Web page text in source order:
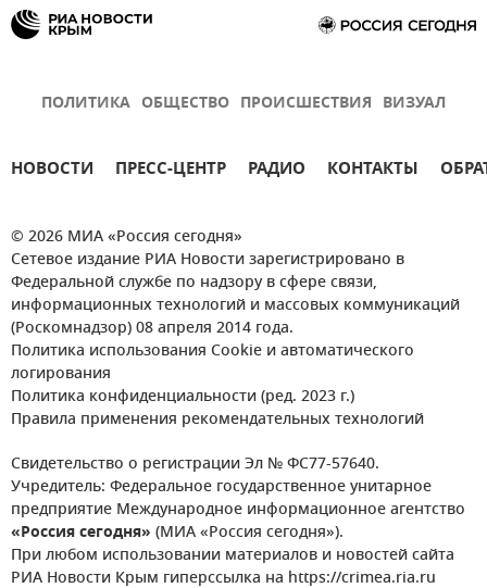
ПОЛИТИКА ОБЩЕСТВО ПРОИСШЕСТВИЯ ВИЗУАЛ
НОВОСТИ ПРЕСС-ЦЕНТР РАДИО КОНТАКТЫ
© 2026 МИА «Россия сегодня»
Сетевое издание РИА Новости зарегистрировано в
Федеральной службе по надзору в сфере связи,
информационных технологий и массовых коммуникаций
(Роскомнадзор) 08 апреля 2014 года.
Политика использования Cookie и автоматического
логирования
Политика конфиденциальности (ред. 2023 г.)
Правила применения рекомендательных технологий
Свидетельство о регистрации Эл № ФС77-57640.
Учредитель: Федеральное государственное унитарное
предприятие Международное информационное агентство
«Россия сегодня» (МИА «Россия сегодня»).
При любом использовании материалов и новостей сайта
РИА Новости Крым гиперссылка на https://crimea.ria.ru